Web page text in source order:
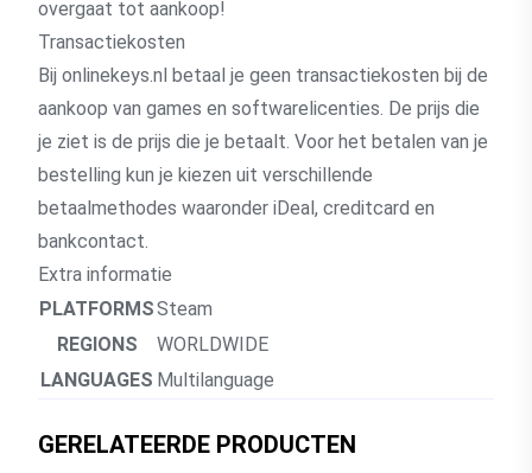
overgaat tot aankoop!
Transactiekosten
Bij onlinekeys.nl betaal je geen transactiekosten bij de
aankoop van games en softwarelicenties. De prijs die
je ziet is de prijs die je betaalt. Voor het betalen van je
bestelling kun je kiezen uit verschillende
betaalmethodes waaronder iDeal, creditcard en
bankcontact.
Extra informatie
PLATFORMSSteam
REGIONS
WORLDWIDE
LANGUAGES Multilanguage
GERELATEERDE PRODUCTEN